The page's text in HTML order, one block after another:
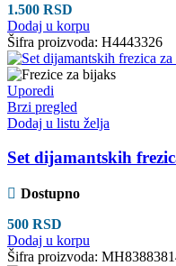
1.500 RSD
Dodaj u korpu
Šifra proizvoda: H4443326
Uporedi
Brzi pregled
Dodaj u listu želja
Set dijamantskih
Dostupno
500 RSD
Dodaj u korpu
Šifra proizvoda: